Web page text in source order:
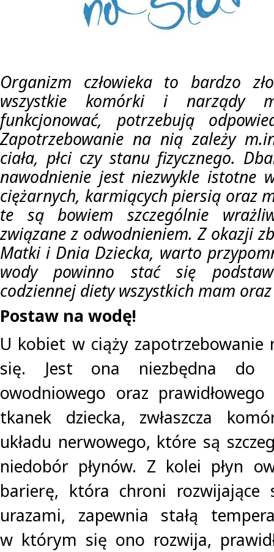
Organizm człowieka to bardzo
wszystkie komórki i narządy
funkcjonować, potrzebują
Zapotrzebowanie na nią zależy
ciała, płci czy stanu fizycznego.
nawodnienie jest niezwykle istotne
ciężarnych, karmiących piersią oraz
te są bowiem szczególnie
związane z odwodnieniem. Z okazji
Matki i Dnia Dziecka, warto
wody powinno stać się
codziennej diety wszystkich mam
Postaw na wodę!
U kobiet w ciąży zapotrzebowanie
się. Jest ona niezbędna do
owodniowego oraz
tkanek dziecka, zwłaszcza
układu nerwowego, które są
niedobór płynów. Z kolei płyn
barierę, która chroni rozwijające
urazami, zapewnia stałą
w którym się ono rozwija,